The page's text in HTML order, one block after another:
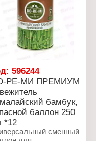
"Хвойный"
выпуска:
300 мл
596244
РЕ-МИ ПРЕМИУМ
бамбук,
баллон 250
*12
сменный